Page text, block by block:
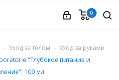
0
Уход за телом
Уход за руками
"Глубокое питание и
100 мл